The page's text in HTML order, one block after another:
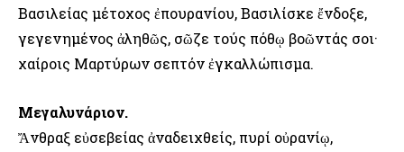
Βασιλείας μέτοχος ἐπουρανίου, Βασιλίσκε ἔνδοξε,
γεγενημένος ἀληθῶς, σῶζε τούς πόθῳ βοῶντάς σοι·
χαίροις Μαρτύρων σεπτόν ἐγκαλλώπισμα.
Μεγαλυνάριον.
Ἄνθραξ εὐσεβείας ἀναδειχθείς, πυρί οὐρανίῳ,